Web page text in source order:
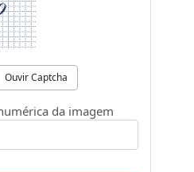
Ouvir Captcha
da imagem